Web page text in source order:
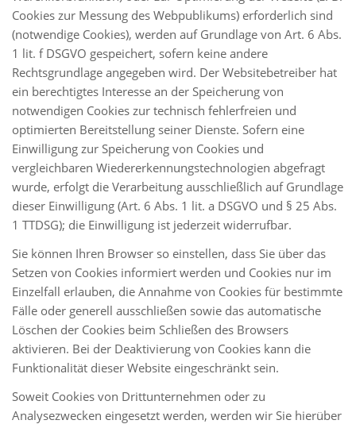
Cookies zur Messung des Webpublikums) erforderlich sind
(notwendige Cookies), werden auf Grundlage von Art. 6 Abs.
1 lit. f DSGVO gespeichert, sofern keine andere
Rechtsgrundlage angegeben wird. Der Websitebetreiber hat
ein berechtigtes Interesse an der Speicherung von
notwendigen Cookies zur technisch fehlerfreien und
optimierten Bereitstellung seiner Dienste. Sofern eine
Einwilligung zur Speicherung von Cookies und
vergleichbaren Wiedererkennungstechnologien abgefragt
wurde, erfolgt die Verarbeitung ausschließlich auf Grundlage
dieser Einwilligung (Art. 6 Abs. 1 lit. a DSGVO und § 25 Abs.
1 TTDSG); die Einwilligung ist jederzeit widerrufbar.
Sie können Ihren Browser so einstellen, dass Sie über das
Setzen von Cookies informiert werden und Cookies nur im
Einzelfall erlauben, die Annahme von Cookies für bestimmte
Fälle oder generell ausschließen sowie das automatische
Löschen der Cookies beim Schließen des Browsers
aktivieren. Bei der Deaktivierung von Cookies kann die
Funktionalität dieser Website eingeschränkt sein.
Soweit Cookies von Drittunternehmen oder zu
Analysezwecken eingesetzt werden, werden wir Sie hierüber